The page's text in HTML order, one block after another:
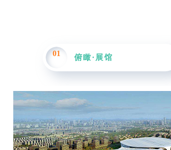
01 俯瞰·展馆